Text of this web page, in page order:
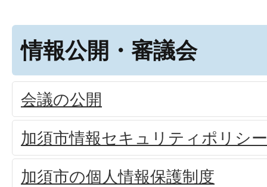
情報公開・審議会
会議の公開
加須市情報セキュリティポリシー
加須市の個人情報保護制度